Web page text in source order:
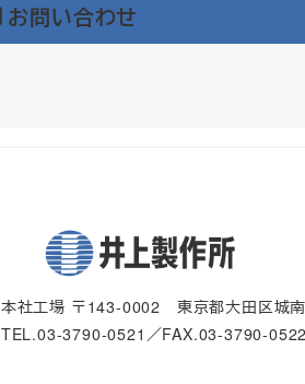
お問い合わせ
本社工場 〒143-0002 東京都大田区城
TEL.03-3790-0521／FAX.03-3790-0522